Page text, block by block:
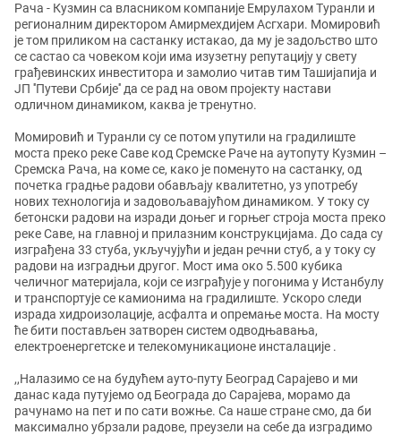
Рача - Кузмин са власником компаније Емрулахом Туранли и
регионалним директором Амирмехдијем Асгхари. Момировић
је том приликом на састанку истакао, да му је задољство што
се састао са човеком који има изузетну репутацију у свету
грађевинских инвеститора и замолио читав тим Ташијапија и
ЈП ''Путеви Србије'' да се рад на овом пројекту настави
одличном динамиком, каква је тренутно.
Момировић и Туранли су се потом упутили на градилиште
моста преко реке Саве код Сремске Раче на аутопуту Кузмин –
Сремска Рача, на коме се, како је поменуто на састанку, од
почетка градње радови обављају квалитетно, уз употребу
нових технологија и задовољавајућом динамиком. У току су
бетонски радови на изради доњег и горњег строја моста преко
реке Саве, на главној и прилазним конструкцијама. До сада су
изграђена 33 стуба, укључујући и један речни стуб, а у току су
радови на изградњи другог. Мост има око 5.500 кубика
челичног материјала, који се изграђује у погонима у Истанбулу
и транспортује се камионима на градилиште. Ускоро следи
израда хидроизолације, асфалта и опремање моста. На мосту
ће бити постављен затворен систем одводњавања,
електроенергетске и телекомуникационе инсталације .
,,Налазимо се на будућем ауто-путу Београд Сарајево и ми
данас када путујемо од Београда до Сарајева, морамо да
рачунамо на пет и по сати вожње. Са наше стране смо, да би
максимално убрзали радове, преузели на себе да изградимо